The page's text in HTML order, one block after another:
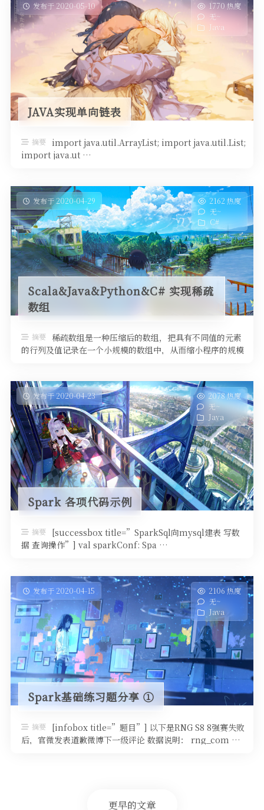
发布于 2020-05-10
1770 热度
无~
Java
JAVA实现单向链表
摘要
import java.util.ArrayList; import java.util.List;
import java.ut …
发布于 2020-04-29
2162 热度
无~
C#
Scala&Java&Python&C# 实现稀疏
数组
摘要 稀疏数组是一种压缩后的数组，把具有不同值的元素
的行列及值记录在一个小规模的数组中，从而缩小程序的规模
发布于 2020-04-23
2078 热度
无~
Java
Spark 各项代码示例
摘要
[successbox title=”SparkSql向mysql建表 写数
据 查询操作”] val sparkConf: Spa …
发布于 2020-04-15
2106 热度
无~
Java
Spark基础练习题分享 ①
摘要
[infobox title=”题目”] 以下是RNG S8 8强赛失败
后，官微发表道歉微博下一级评论 数据说明： rng_com …
更早的文章